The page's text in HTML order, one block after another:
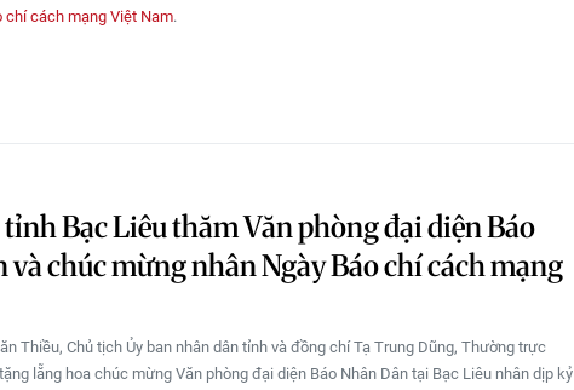
chí cách mạng Việt Nam.
Bạc Liêu thăm Văn phòng đại diện Báo
và chúc mừng nhân Ngày Báo chí cách mạng
Thiều, Chủ tịch Ủy ban nhân dân tỉnh và đồng chí Tạ Trung Dũng, Thường trực
lẵng hoa chúc mừng Văn phòng đại diện Báo Nhân Dân tại Bạc Liêu nhân dịp kỷ